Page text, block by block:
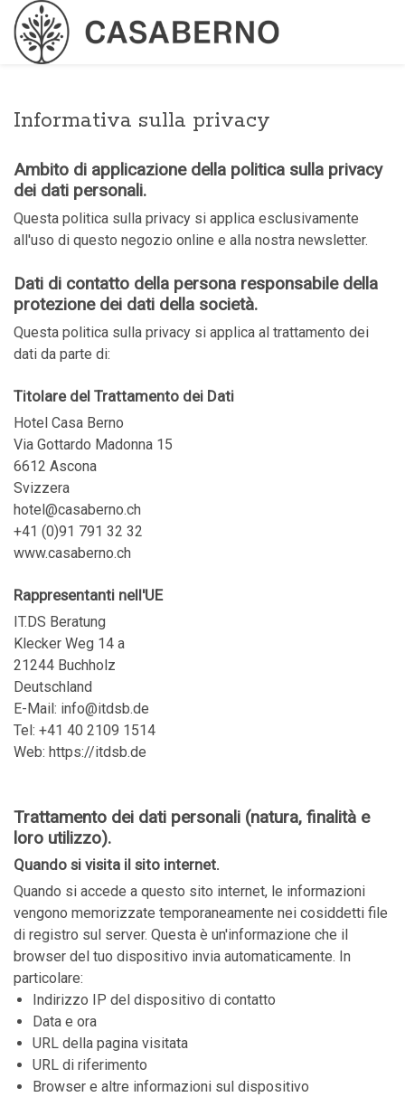
Informativa sulla privacy
Ambito di applicazione della politica sulla privacy
dei dati personali.
Questa politica sulla privacy si applica esclusivamente
all'uso di questo negozio online e alla nostra newsletter.
Dati di contatto della persona responsabile della
protezione dei dati della società.
Questa politica sulla privacy si applica al trattamento dei
dati da parte di:
Titolare del Trattamento dei Dati
Hotel Casa Berno
Via Gottardo Madonna 15
6612 Ascona
Svizzera
hotel@casaberno.ch
+41 (0)91 791 32 32
www.casaberno.ch
Rappresentanti nell'UE
IT.DS Beratung
Klecker Weg 14 a
21244 Buchholz
Deutschland
E-Mail: info@itdsb.de
Tel: +41 40 2109 1514
Web: https://itdsb.de
Trattamento dei dati personali (natura, finalità e
loro utilizzo).
Quando si visita il sito internet.
Quando si accede a questo sito internet, le informazioni
vengono memorizzate temporaneamente nei cosiddetti file
di registro sul server. Questa è un'informazione che il
browser del tuo dispositivo invia automaticamente. In
particolare:
Indirizzo IP del dispositivo di contatto
Data e ora
URL della pagina visitata
URL di riferimento
Browser e altre informazioni sul dispositivo